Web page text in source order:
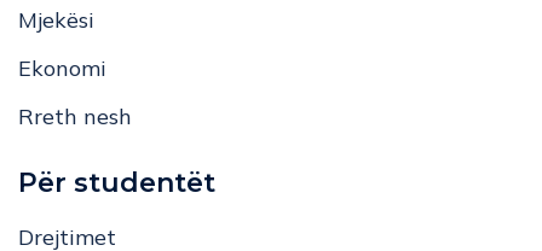
Mjekësi
Ekonomi
Rreth nesh
Për studentët
Drejtimet